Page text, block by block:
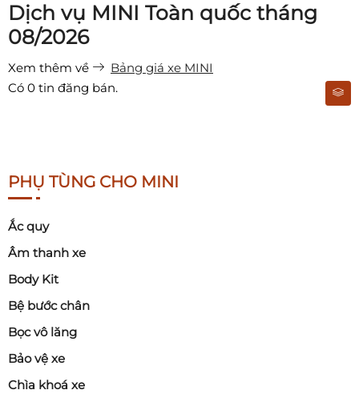
Dịch vụ MINI Toàn quốc tháng
08/2026
Xem thêm về
Bảng giá xe MINI
Có 0 tin đăng bán.
PHỤ TÙNG CHO MINI
Ắc quy
Âm thanh xe
Body Kit
Bệ bước chân
Bọc vô lăng
Bảo vệ xe
Chìa khoá xe